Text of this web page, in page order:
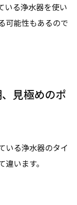
いる浄水器を使い
可能性もあるので
見極めのポ
いる浄水器のタイ
います。